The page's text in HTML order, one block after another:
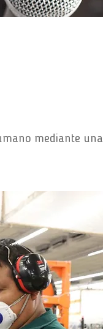
mediante una